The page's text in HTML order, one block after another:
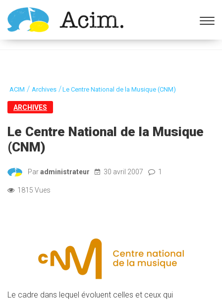
Ouvrir la barre d’outils
ACIM / Archives /Le Centre National de la Musique (CNM)
ARCHIVES
Le Centre National de la Musique
(CNM)
Paradministrateur 30 avril 2007 1
1815 Vues
Le cadre dans lequel évoluent celles et ceux qui